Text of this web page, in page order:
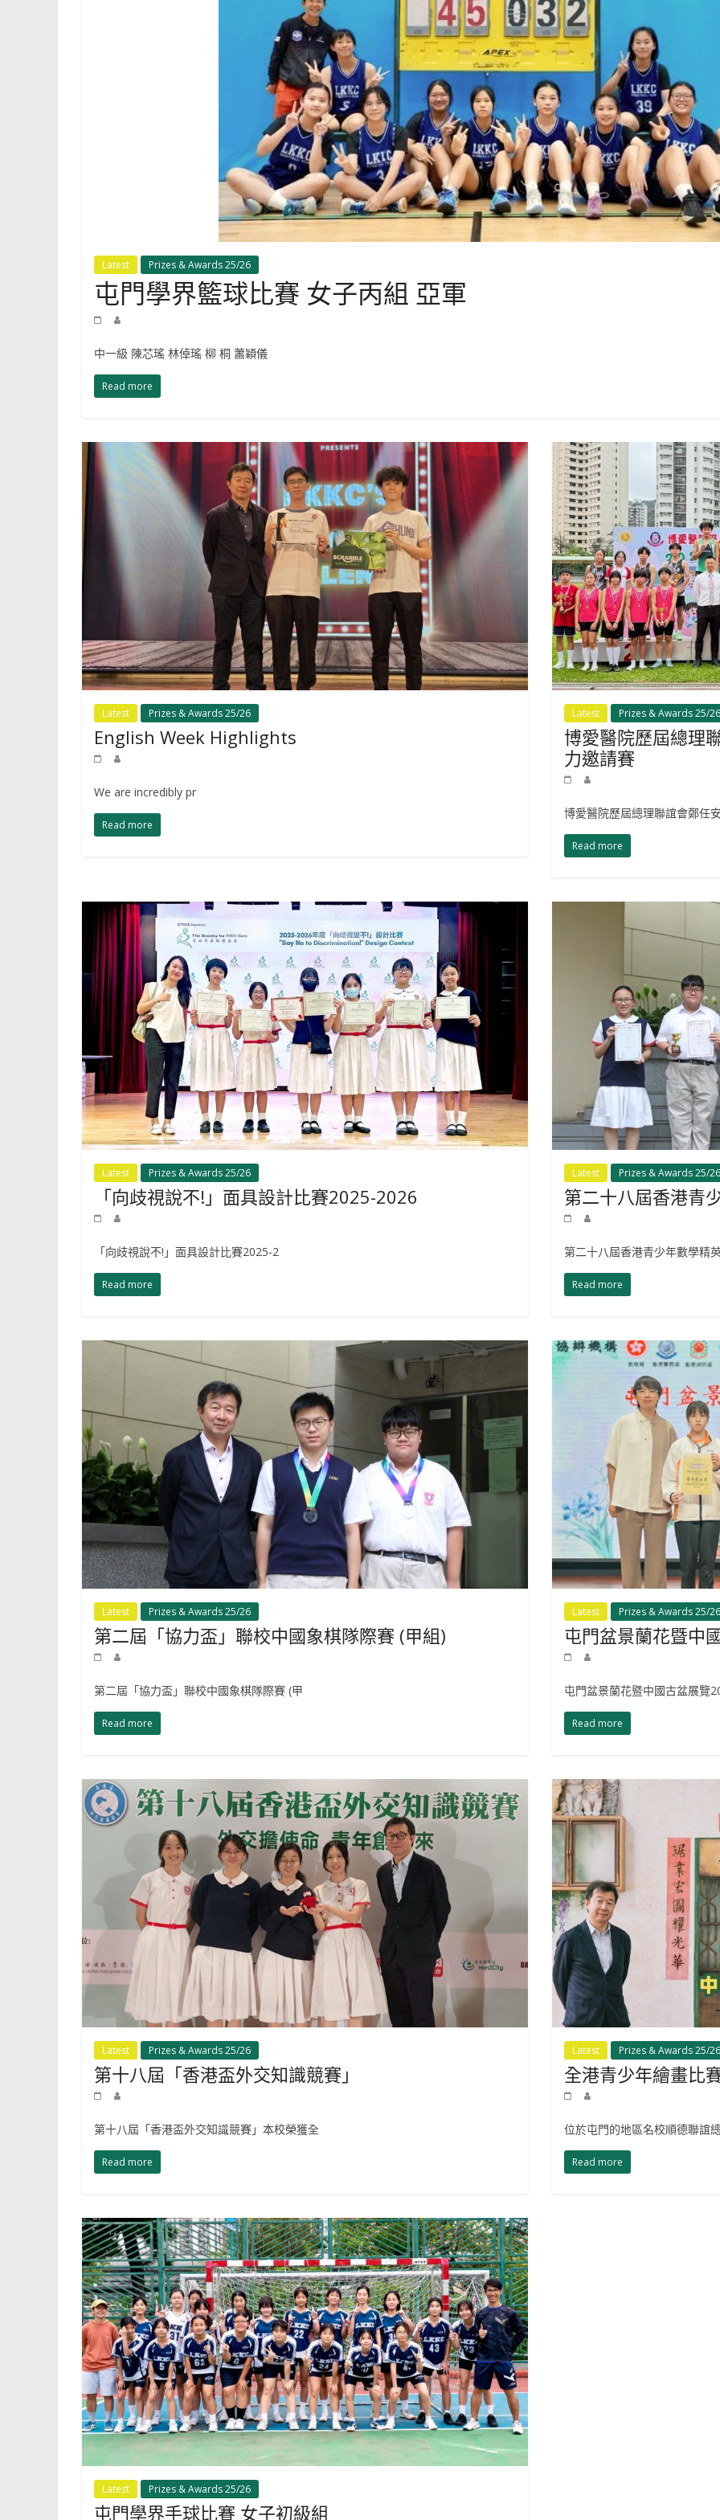
Latest Prizes & Awards 25/26
屯門學界籃球比賽 女子丙組 亞軍
中一級 陳芯瑤 林倬瑤 柳 桐 蕭穎儀
Read more
Latest Prizes & Awards 25/26
English Week Highlights
We are incredibly pr
Read more
Latest Prizes & Awards 25/26
博愛醫院歷屆總理
力邀請賽
博愛醫院歷屆總理聯誼會鄭任
Read more
Latest Prizes & Awards 25/26
「向歧視說不!」面具設計比賽2025-2026
「向歧視說不!」面具設計比賽2025-2
Read more
Latest Prizes & Awards 25/26
第二十八屆香港青
第二十八屆香港青少年數學精
Read more
Latest Prizes & Awards 25/26
第二屆「協力盃」聯校中國象棋隊際賽 (甲組)
第二屆「協力盃」聯校中國象棋隊際賽 (甲
Read more
Latest Prizes & Awards 25/26
屯門盆景蘭花暨中
屯門盆景蘭花暨中國古盆展覽
Read more
Latest Prizes & Awards 25/26
第十八屆「香港盃外交知識競賽」
第十八屆「香港盃外交知識競賽」本校榮獲全
Read more
Latest Prizes & Awards 25/26
全港青少年繪畫比
位於屯門的地區名校順德聯誼
Read more
Latest Prizes & Awards 25/26
屯門學界手球比賽 女子初級組